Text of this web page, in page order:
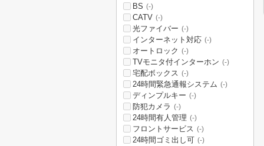
BS (-)
CATV (-)
光ファイバー (-)
インターネット対応 (-)
オートロック (-)
TVモニタ付インターホン (-)
宅配ボックス (-)
24時間緊急通報システム (-)
ディンプルキー (-)
防犯カメラ (-)
24時間有人管理 (-)
フロントサービス (-)
24時間ゴミ出し可 (-)